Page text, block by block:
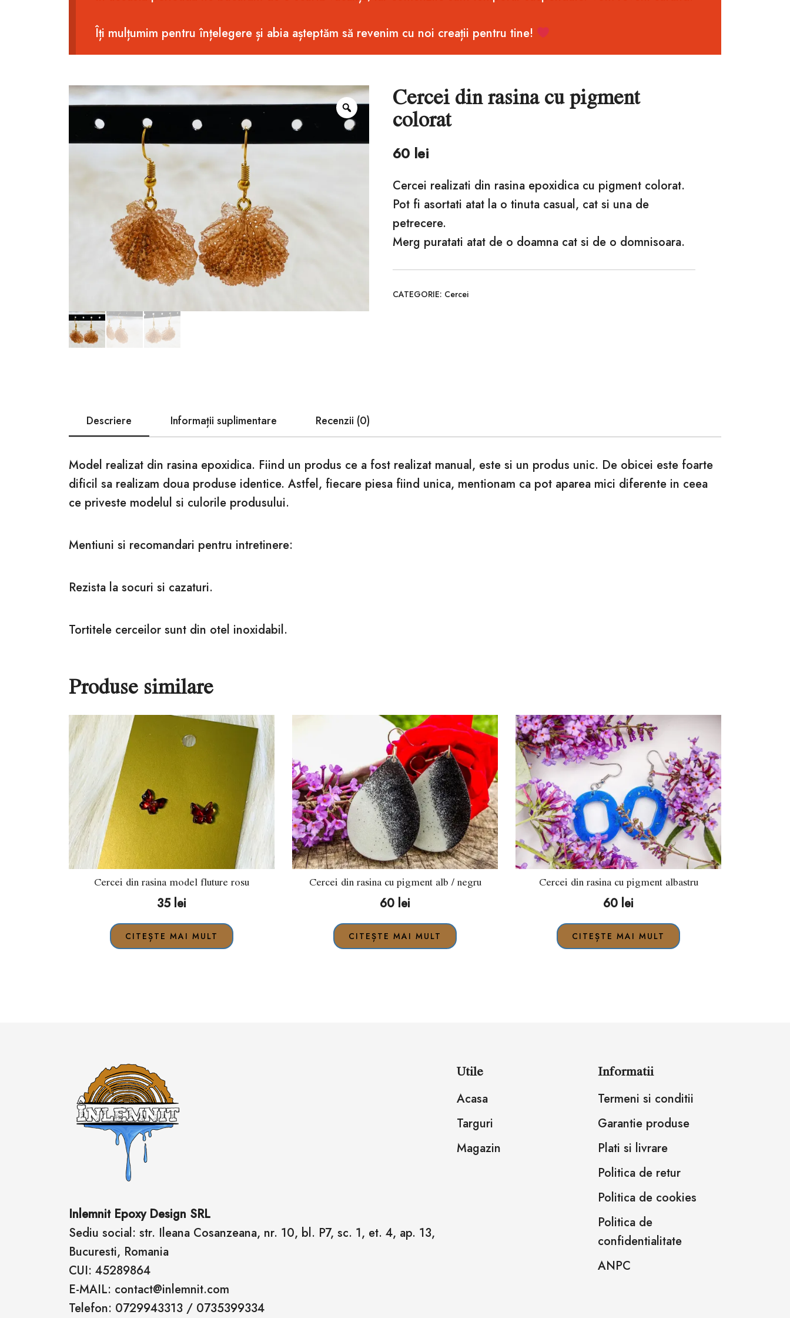
Îți mulțumim pentru înțelegere și abia așteptăm să revenim cu noi creații pentru tine!
Zoom Cercei din rasina cu pigment
colorat
60 lei
Cercei realizati din rasina epoxidica cu pigment colorat.
Pot fi asortati atat la o tinuta casual, cat si una de
petrecere.
Merg puratati atat de o doamna cat si de o domnisoara.
CATEGORIE: Cercei
Descriere Informații suplimentare Recenzii (0)
Model realizat din rasina epoxidica. Fiind un produs ce a fost realizat manual, este si un produs unic. De obicei este foarte
dificil sa realizam doua produse identice. Astfel, fiecare piesa fiind unica, mentionam ca pot aparea mici diferente in ceea
ce priveste modelul si culorile produsului.
Mentiuni si recomandari pentru intretinere:
Rezista la socuri si cazaturi.
Tortitele cerceilor sunt din otel inoxidabil.
Produse similare
Cercei din rasina model fluture rosu
35 lei
CITEȘTE MAI MULT
Cercei din rasina cu pigment alb / negru
60 lei
CITEȘTE MAI MULT
Cercei din rasina cu pigment albastru
60 lei
CITEȘTE MAI MULT
Inlemnit Epoxy Design SRL
Sediu social: str. Ileana Cosanzeana, nr. 10, bl. P7, sc. 1, et. 4, ap. 13,
Bucuresti, Romania
CUI: 45289864
E-MAIL: contact@inlemnit.com
Telefon: 0729943313 / 0735399334
Utile
Acasa
Targuri
Magazin
Informatii
Termeni si conditii
Garantie produse
Plati si livrare
Politica de retur
Politica de cookies
Politica de
confidentialitate
ANPC